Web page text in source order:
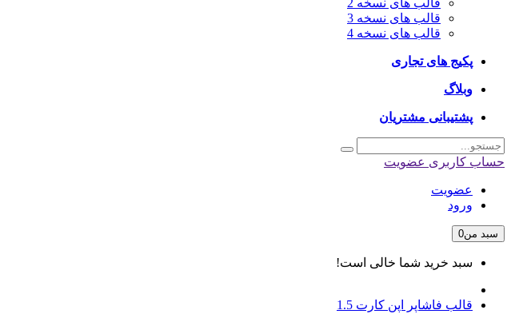
قالب های نسخه 2
قالب های نسخه 3
قالب های نسخه 4
پکیج های تجاری
وبلاگ
پشتیبانی مشتریان
حساب کاربری عضویت
عضویت
ورود
سبد من0
سبد خرید شما خالی است!
قالب فاشاپر اپن کارت 1.5